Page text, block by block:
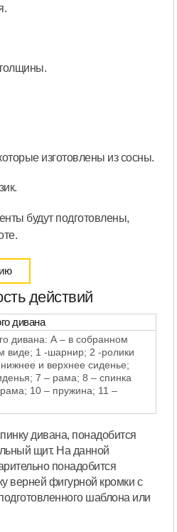
изготовлены из сосны.
будут подготовлены,
действий
дивана: А – в собранном
виде; 1 -шарнир; 2 -ролики
и верхнее сиденье;
7 – рама; 8 – спинка
10 – пружина; 11 –
дивана, понадобится
щит. На данной
понадобится
верней фигурной кромки с
шаблона или